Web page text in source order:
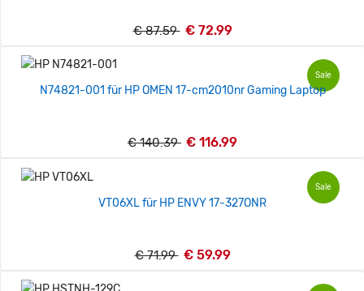
€ 87.59 € 72.99
Sale
N74821-001 für HP OMEN 17-cm2010nr Gaming Laptop
€ 140.39 € 116.99
Sale
VT06XL für HP ENVY 17-327ONR
€ 71.99 € 59.99